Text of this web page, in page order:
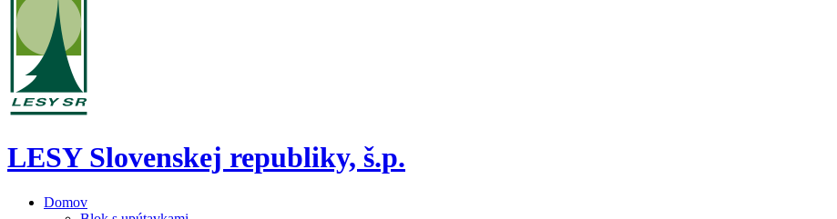
LESY Slovenskej republiky, š.p.
Domov